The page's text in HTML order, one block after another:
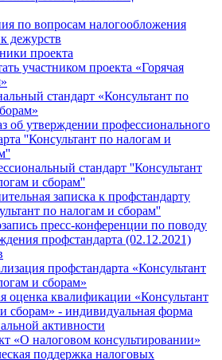
по вопросам налогообложения
дежурств
проекта
участником проекта «Горячая
стандарт «Консультант по
об утверждении профессионального
''Консультант по налогам и
стандарт ''Консультант
и сборам''
записка к профстандарту
по налогам и сборам''
пресс-конференции по поводу
профстандарта (02.12.2021)
профстандарта «Консультант
и сборам»
оценка квалификации «Консультант
сборам» - индивидуальная форма
активности
«О налоговом консультировании»
поддержка налоговых